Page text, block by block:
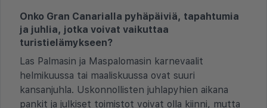
Onko Gran Canarialla pyhäpäiviä, tapahtumia
ja juhlia, jotka voivat vaikuttaa
turistielämykseen?
Las Palmasin ja Maspalomasin karnevaalit
helmikuussa tai maaliskuussa ovat suuri
kansanjuhla. Uskonnollisten juhlapyhien aikana
pankit ja julkiset toimistot voivat olla kiinni, mutta